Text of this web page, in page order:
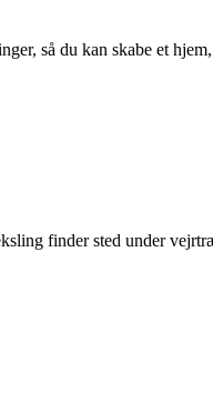
så du kan skabe et
finder sted under